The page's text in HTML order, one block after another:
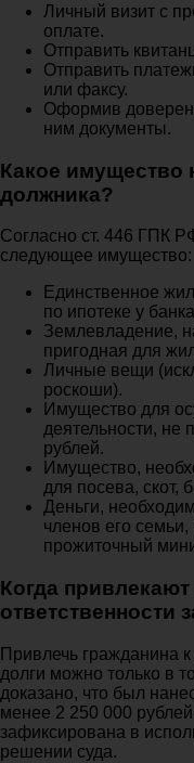
Личный визит с
оплате.
Отправить
Отправить
или факсу.
Оформив
ним документы.
Какое имущество
должника?
Согласно ст. 446 ГПК
следующее имущество:
Единственное
по ипотеке у
Землевладение,
пригодная для
Личные вещи
роскоши).
Имущество для
деятельности,
рублей.
Имущество,
для посева, скот,
Деньги,
членов его
прожиточный
Когда
ответственности
Привлечь гражданина к
долги можно только в
доказано, что был
менее 2 250 000
зафиксирована в
решении суда.